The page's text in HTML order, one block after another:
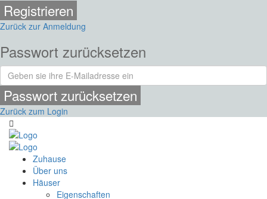
Registrieren
Zurück zur Anmeldung
Passwort zurücksetzen
Passwort zurücksetzen
Zurück zum Login
Zuhause
Über uns
Häuser
Eigenschaften